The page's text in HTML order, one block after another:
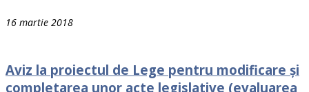
16 martie 2018
Aviz la proiectul de Lege pentru modificare şi
completarea unor acte legislative (evaluarea